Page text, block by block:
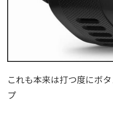
これも本来は打つ度にボ
プ